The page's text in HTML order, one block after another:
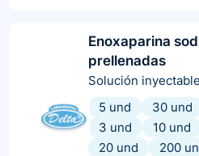
Enoxaparina
prellenadas
Solución inyectable
5 und
30 und
3 und
10 und
20 und
200